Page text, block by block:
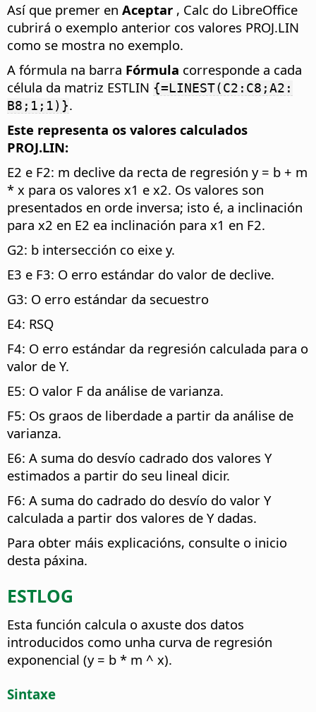
Así que premer en Aceptar , Calc do LibreOffice
cubrirá o exemplo anterior cos valores PROJ.LIN
como se mostra no exemplo.
A fórmula na barra Fórmula corresponde a cada
célula da matriz ESTLIN {=LINEST(C2:C8;A2:
B8;1;1)}.
Este representa os valores calculados
PROJ.LIN:
E2 e F2: m declive da recta de regresión y = b + m
* x para os valores x1 e x2. Os valores son
presentados en orde inversa; isto é, a inclinación
para x2 en E2 ea inclinación para x1 en F2.
G2: b intersección co eixe y.
E3 e F3: O erro estándar do valor de declive.
G3: O erro estándar da secuestro
E4: RSQ
F4: O erro estándar da regresión calculada para o
valor de Y.
E5: O valor F da análise de varianza.
F5: Os graos de liberdade a partir da análise de
varianza.
E6: A suma do desvío cadrado dos valores Y
estimados a partir do seu lineal dicir.
F6: A suma do cadrado do desvío do valor Y
calculada a partir dos valores de Y dadas.
Para obter máis explicacións, consulte o inicio
desta páxina.
ESTLOG
Esta función calcula o axuste dos datos
introducidos como unha curva de regresión
exponencial (y = b * m ^ x).
Sintaxe